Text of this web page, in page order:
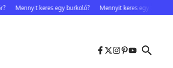
Mennyit keres egy burkoló? Mennyit keres egy testőr?